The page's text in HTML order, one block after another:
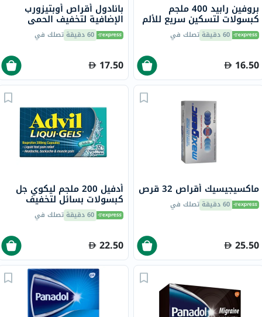
بروفين رابيد 400 ملجم
كبسولات لتسكين سريع للألم
حزمة من 20
60 دقيقة تصلك في
16.50
بانادول أقراص أوبتيزورب
الإضافية لتخفيف الحمى
والألم، 24 قرص60 دقيقة تصلك في
17.50
ماكسيجيسيك أقراص 32 قرص
60 دقيقة تصلك في
25.50
أدفيل 200 ملجم ليكوي جل
كبسولات بسائل لتخفيف
الألم، 32 قطعة 60 دقيقة تصلك في
22.50